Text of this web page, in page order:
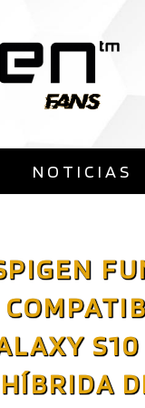
NOTICIAS
HÍBRIDA